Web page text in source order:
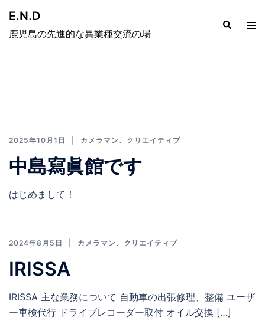
E.N.D
鹿児島の先進的な異業種交流の場
2025年10月1日 カメラマン、 クリエイティブ
中島寫眞館です
はじめまして！
2024年8月5日 カメラマン、 クリエイティブ
IRISSA
IRISSA 主な業務について 自動車の出張修理、整備 ユーザ
ー車検代行 ドライブレコーダー取付 オイル交換 […]